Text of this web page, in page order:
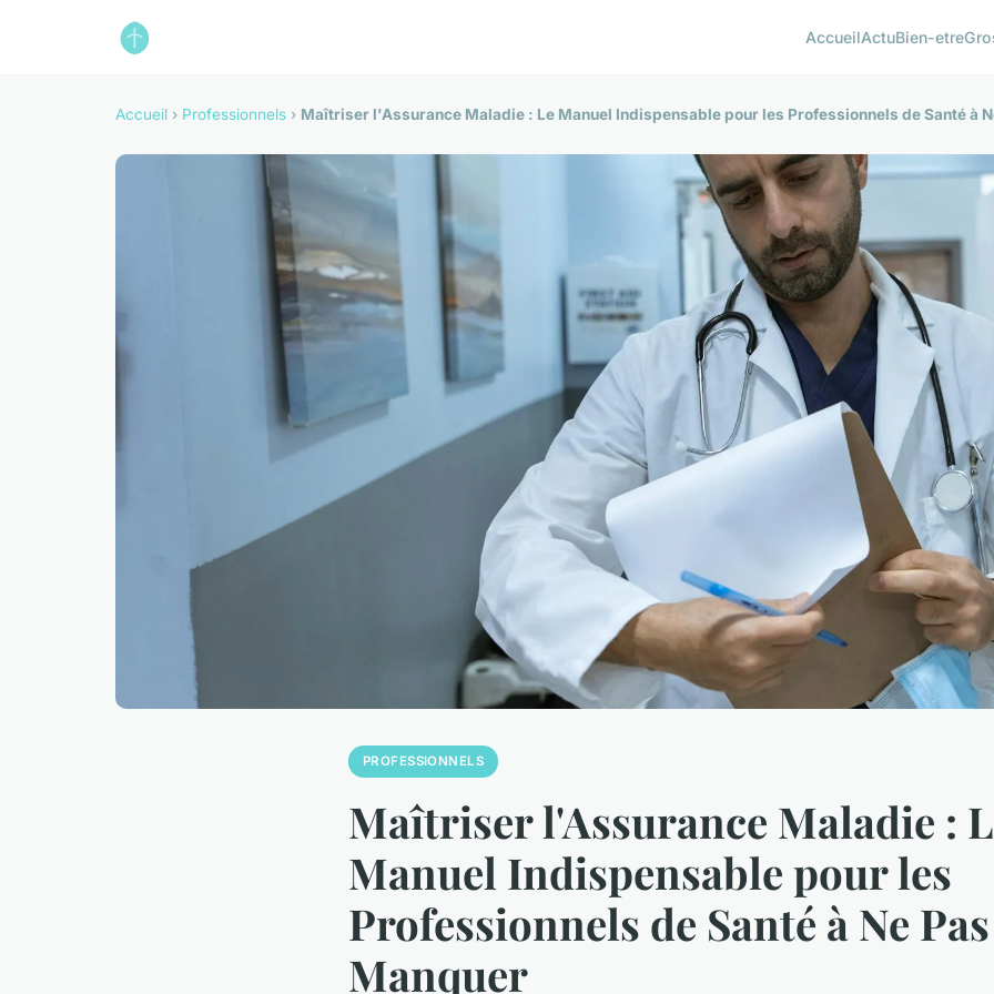
AccueilActuBien-etre
Accueil › Professionnels › Maîtriser l'Assurance Maladie : Le Manuel Indispensable pour les Professionnels de Santé à
PROFESSIONNELS
Maîtriser l'Assurance Maladie :
Manuel Indispensable pour les
Professionnels de Santé à Ne Pas
Manquer